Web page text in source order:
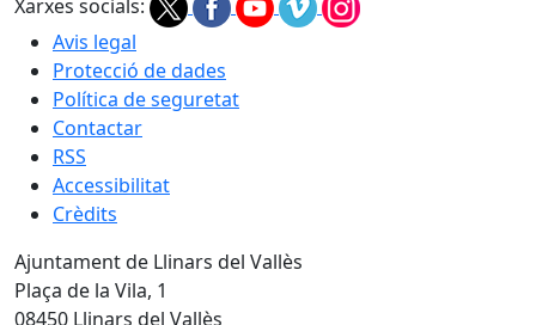
Xarxes socials:
Avis legal
Protecció de dades
Política de seguretat
Contactar
RSS
Accessibilitat
Crèdits
Ajuntament de Llinars del Vallès
Plaça de la Vila, 1
08450 Llinars del Vallès